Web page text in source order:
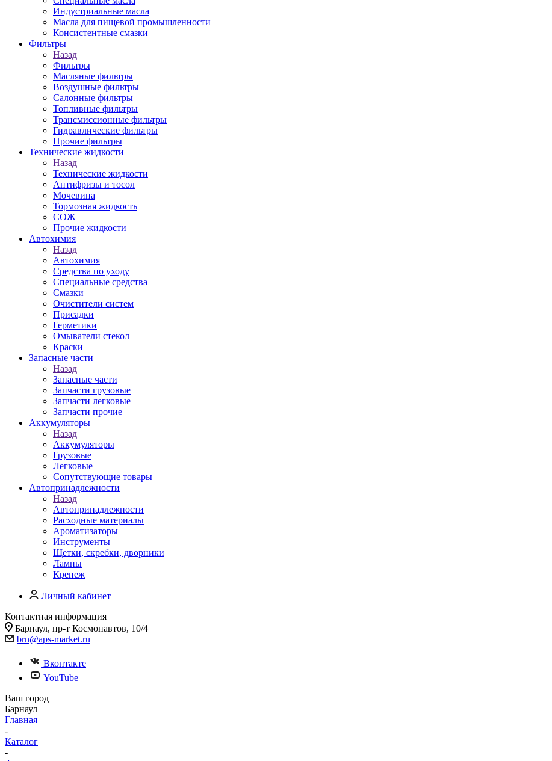
Индустриальные масла
Масла для пищевой промышленности
Консистентные смазки
Фильтры
Назад
Фильтры
Масляные фильтры
Воздушные фильтры
Салонные фильтры
Топливные фильтры
Трансмиссионные фильтры
Гидравлические фильтры
Прочие фильтры
Технические жидкости
Назад
Технические жидкости
Антифризы и тосол
Мочевина
Тормозная жидкость
СОЖ
Прочие жидкости
Автохимия
Назад
Автохимия
Средства по уходу
Специальные средства
Смазки
Очистители систем
Присадки
Герметики
Омыватели стекол
Краски
Запасные части
Назад
Запасные части
Запчасти грузовые
Запчасти легковые
Запчасти прочие
Аккумуляторы
Назад
Аккумуляторы
Грузовые
Легковые
Сопутствующие товары
Автопринадлежности
Назад
Автопринадлежности
Расходные материалы
Ароматизаторы
Инструменты
Щетки, скребки, дворники
Лампы
Крепеж
Личный кабинет
Контактная информация
Барнаул, пр-т Космонавтов, 10/4
brn@aps-market.ru
Вконтакте
YouTube
Ваш город
Барнаул
Главная
-
Каталог
-